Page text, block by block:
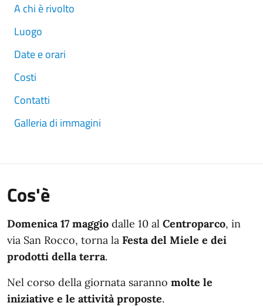
A chi è rivolto
Luogo
Date e orari
Costi
Contatti
Galleria di immagini
Cos'è
Domenica 17 maggio dalle 10 al Centroparco, in
via San Rocco, torna la Festa del Miele e dei
prodotti della terra.
Nel corso della giornata saranno molte le
iniziative e le attività proposte.